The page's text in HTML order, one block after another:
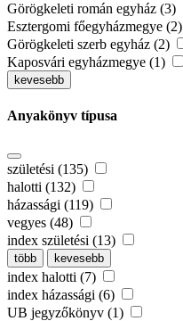
Görögkeleti román egyház (3)
Esztergomi főegyházmegye (2)
Görögkeleti szerb egyház (2)
Kaposvári egyházmegye (1)
kevesebb
Anyakönyv típusa
születési (135)
halotti (132)
házassági (119)
vegyes (48)
index születési (13)
több kevesebb
index halotti (7)
index házassági (6)
UB jegyzőkönyv (1)